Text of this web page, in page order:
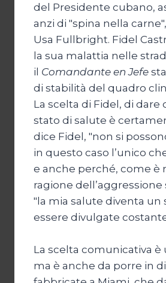
del Presidente cubano,
anzi di "spina nella
Usa Fullbright. Fidel
la sua malattia nelle
il Comandante en Jefe
di stabilità del quadro
La scelta di Fidel, di
stato di salute è
dice Fidel, "non si
in questo caso l’unico
e anche perché, come è
ragione
"la mia salute diventa un
essere divulgate
La scelta comunicativa è
ma è anche da porre in